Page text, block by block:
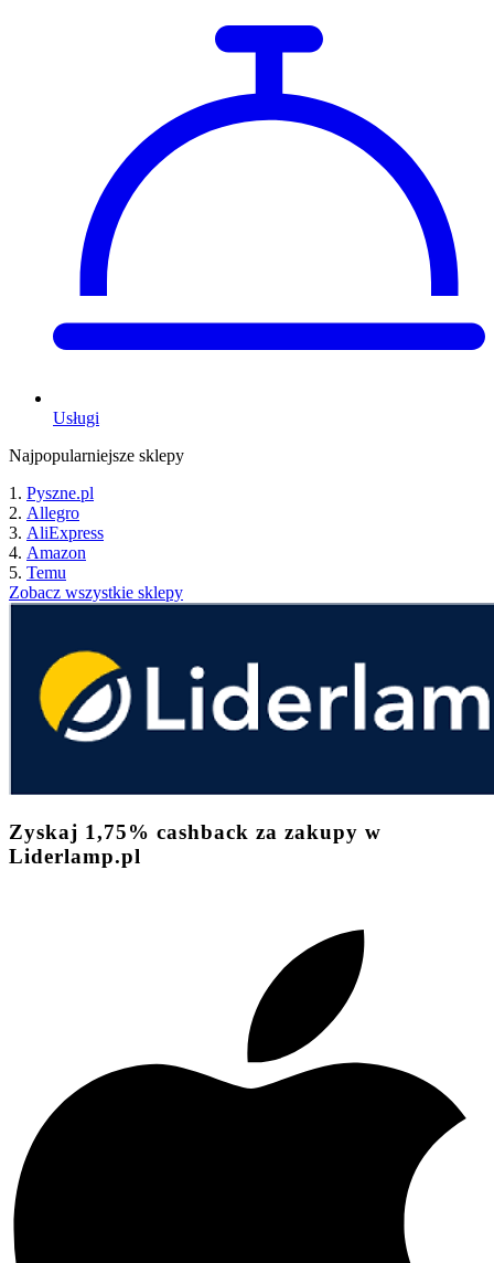
Usługi
Najpopularniejsze sklepy
Pyszne.pl
Allegro
AliExpress
Amazon
Temu
Zobacz wszystkie sklepy
Zyskaj 1,75% cashback za zakupy w
Liderlamp.pl